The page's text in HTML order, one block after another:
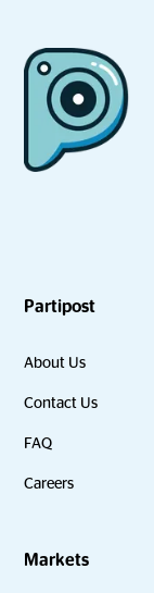
Partipost
About Us
Contact Us
FAQ
Careers
Markets